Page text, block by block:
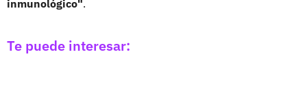
inmunológico".
Te puede interesar: